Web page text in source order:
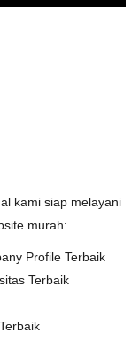
kami siap melayani
murah:
Profile Terbaik
Terbaik